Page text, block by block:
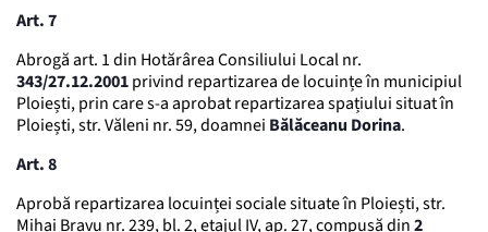
Art. 7
Abrogă art. 1 din Hotărârea Consiliului Local nr.
343/27.12.2001privind repartizarea de locuințe în municipiul
Ploiești, prin care s-a aprobat repartizarea spațiului situat în
Ploiești, str. Văleni nr. 59, doamnei Bălăceanu Dorina.
Art. 8
Aprobă repartizarea locuinței sociale situate în Ploiești, str.
Mihai Bravu nr. 239, bl. 2, etajul IV, ap. 27, compusă din2